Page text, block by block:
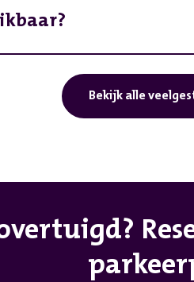
nog niet beschikbaar,
Bekijk alle